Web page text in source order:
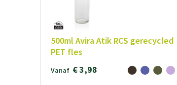
500ml Avira Atik RCS gerecycled
PET fles
Vanaf € 3,98